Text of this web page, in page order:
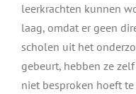
leerkrachten kunnen
laag, omdat er geen
scholen uit het
gebeurt, hebben ze
niet besproken hoeft